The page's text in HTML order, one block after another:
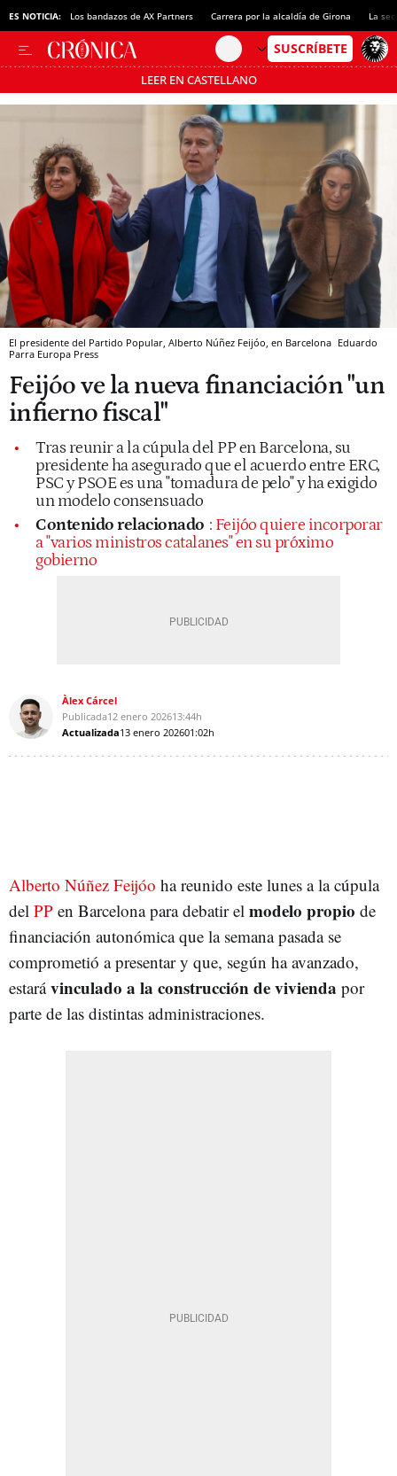
ES NOTICIA: Los bandazos de AX Partners Carrera por la alcaldía de Girona La
LEER EN CASTELLANO
Pásate al MODO AHORRO
El presidente del Partido Popular, Alberto Núñez Feijóo, en Barcelona Eduardo
Parra Europa Press
Feijóo ve la nueva financiación "un
infierno fiscal"
Tras reunir a la cúpula del PP en Barcelona, su
presidente ha asegurado que el acuerdo entre ERC,
PSC y PSOE es una "tomadura de pelo" y ha exigido
un modelo consensuado
Contenido relacionado : Feijóo quiere incorporar
a "varios ministros catalanes" en su próximo
gobierno
Àlex Cárcel
Publicada12 enero 202613:44h
Actualizada13 enero 202601:02h
Alberto Núñez Feijóo ha reunido este lunes a la cúpula
del PP en Barcelona para debatir el modelo propio de
financiación autonómica que la semana pasada se
comprometió a presentar y que, según ha avanzado,
estarávinculado a la construcción de vivienda por
parte de las distintas administraciones.